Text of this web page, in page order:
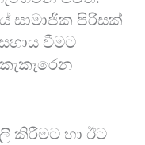
සාමාජික පිරිසක්
වීමට
කිරීමට හා ඊට